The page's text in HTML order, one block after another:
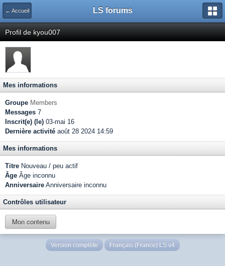
← Accueil LS forums
Profil de kyou007
Mes informations
Groupe Members
Messages 7
Inscrit(e) (le) 03-mai 16
Dernière activité août 28 2024 14:59
Mes informations
Titre Nouveau / peu actif
Âge Âge inconnu
Anniversaire Anniversaire inconnu
Contrôles utilisateur
Mon contenu
Version complète Français (France) LS v4